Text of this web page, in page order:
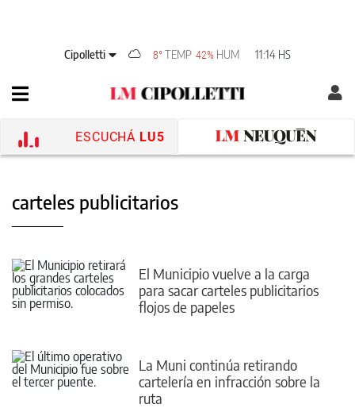
Cipolletti 8°TEMP 42% HUM 11:14 HS
ESCUCHÁ LU5
carteles publicitarios
El Municipio vuelve a la carga
para sacar carteles publicitarios
flojos de papeles
La Muni continúa retirando
cartelería en infracción sobre la
ruta